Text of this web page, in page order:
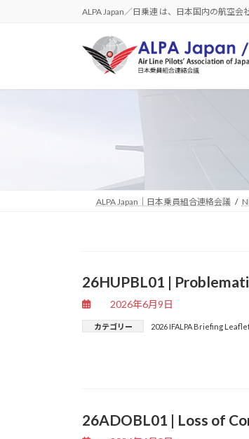
へ
ョ
ALPA Japan／日乗連 は、日本国内の航空会
ALPA Japan｜日本乗員組合連絡会議
26HUPBL01 |
2026年6月9日
カテゴリー 2026 IFALPA Briefing
26ADOBL01 | Loss of